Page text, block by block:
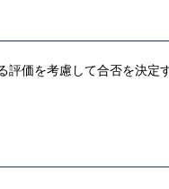
評価を考慮して合否を決定